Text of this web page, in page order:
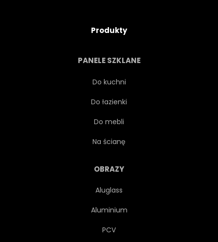
Produkty
PANELE SZKLANE
Do kuchni
Do łazienki
Do mebli
Na ścianę
OBRAZY
Aluglass
Aluminium
PCV